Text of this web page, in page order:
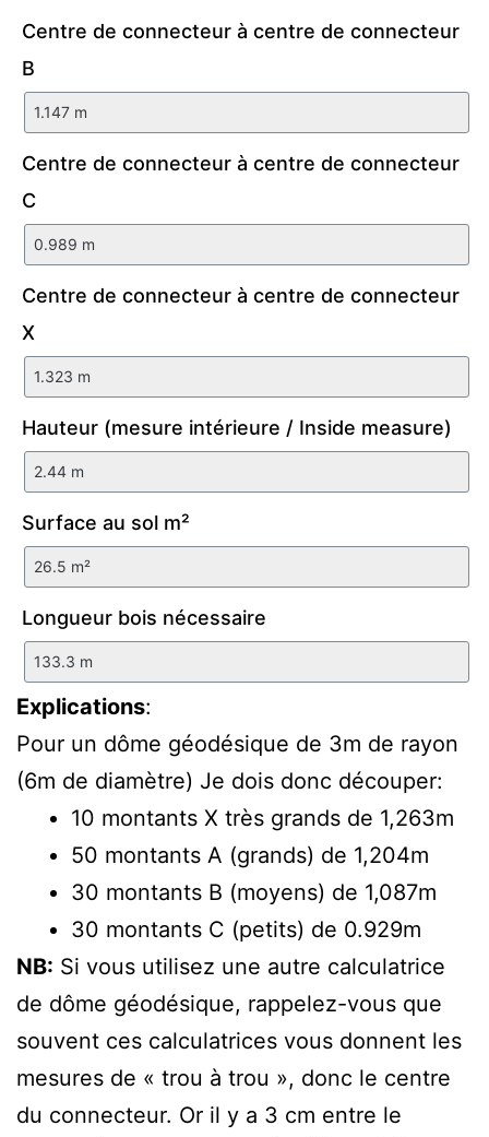
Centre de connecteur à centre de connecteur
B
Centre de connecteur à centre de connecteur
C
Centre de connecteur à centre de connecteur
X
Hauteur (mesure intérieure / Inside measure)
Surface au sol m²
Longueur bois nécessaire
Explications:
Pour un dôme géodésique de 3m de rayon
(6m de diamètre) Je dois donc découper:
10 montants X très grands de 1,263m
50 montants A (grands) de 1,204m
30 montants B (moyens) de 1,087m
30 montants C (petits) de 0.929m
NB: Si vous utilisez une autre calculatrice
de dôme géodésique, rappelez-vous que
souvent ces calculatrices vous donnent les
mesures de « trou à trou », donc le centre
du connecteur. Or il y a 3 cm entre le